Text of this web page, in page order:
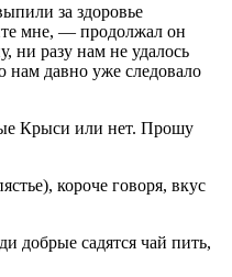
за здоровье
мне, — продолжал он
ни разу нам не удалось
нам давно уже следовало
Крыси или нет. Прошу
короче говоря, вкус
добрые садятся чай пить,